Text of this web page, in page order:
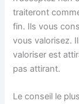
traiteront
fin. Ils vous
vous valorisez.
valoriser est
pas attirant.
Le conseil le